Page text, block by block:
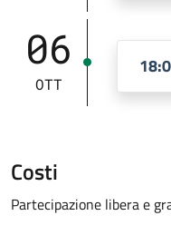
06
OTT
Costi
Partecipazione libera e